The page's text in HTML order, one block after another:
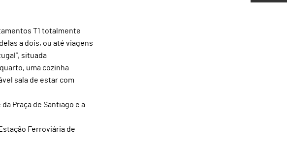
T1 totalmente
a dois, ou até viagens
situada
uma cozinha
sala de estar com
Praça de Santiago e a
Ferroviária de